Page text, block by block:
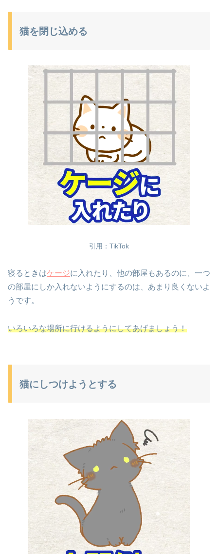
猫を閉じ込める
引用：TikTok
寝るときはケージに入れたり、他の部屋もあるのに、一つ
の部屋にしか入れないようにするのは、あまり良くないよ
うです。
いろいろな場所に行けるようにしてあげましょう！
猫にしつけようとする